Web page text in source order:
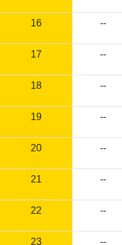
16 --
17 --
18 --
19 --
20 --
21 --
22 --
23 --